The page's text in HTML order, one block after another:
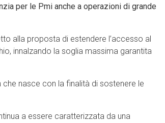
per le Pmi anche a operazioni di grande
alla proposta di estendere l’accesso al
innalzando la soglia massima garantita
nasce con la finalità di sostenere le
a essere caratterizzata da una